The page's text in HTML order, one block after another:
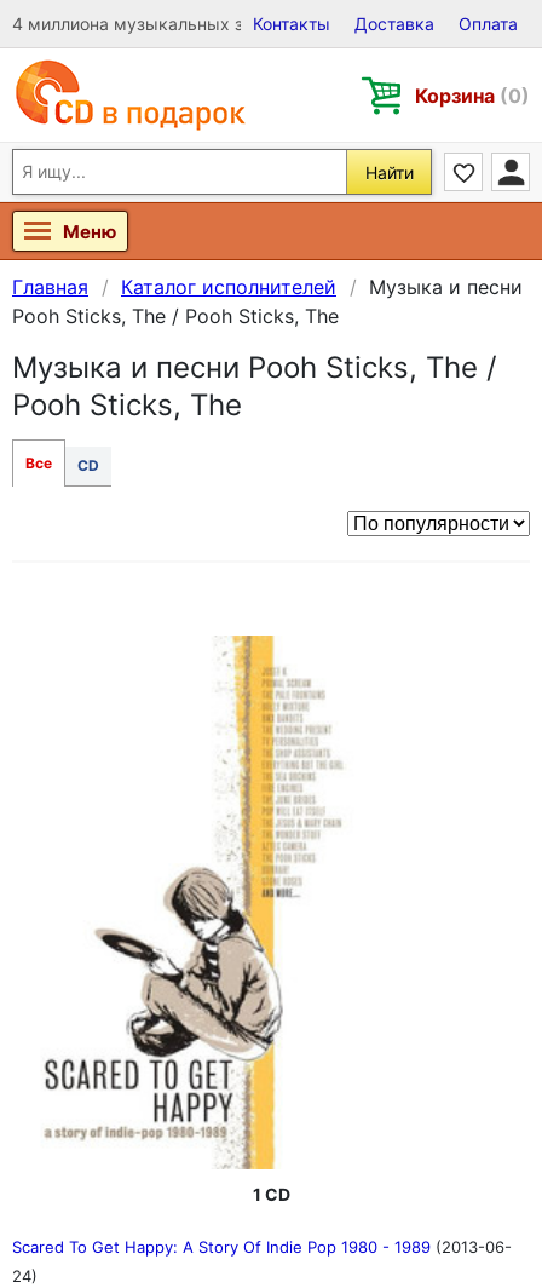
4 миллиона музыкальных записей на Виниле, CD и DVD
Контакты Доставка Оплата
Корзина (0)
Найти
Меню
Главная Каталог исполнителей
Музыка и песни
Pooh Sticks, The / Pooh Sticks, The
Музыка и песни Pooh Sticks, The /
Pooh Sticks, The
Все CD
1 CD
Scared To Get Happy: A Story Of Indie Pop 1980 - 1989 (2013-06-
24)